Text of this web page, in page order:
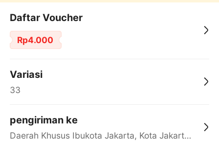
Daftar Voucher
Rp4.000
Variasi
33
pengiriman ke
Daerah Khusus Ibukota Jakarta, Kota Jakarta Barat, Cengkareng, yy